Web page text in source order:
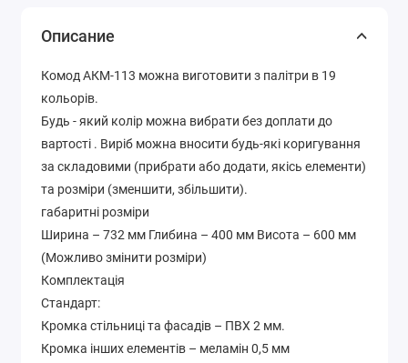
Описание
Комод АКМ-113 можна виготовити з палітри в 19
кольорів.
Будь - який колір можна вибрати без доплати до
вартості . Виріб можна вносити будь-які коригування
за складовими (прибрати або додати, якісь елементи)
та розміри (зменшити, збільшити).
габаритні розміри
Ширина – 732 мм Глибина – 400 мм Висота – 600 мм
(Можливо змінити розміри)
Комплектація
Стандарт:
Кромка стільниці та фасадів – ПВХ 2 мм.
Кромка інших елементів – меламін 0,5 мм